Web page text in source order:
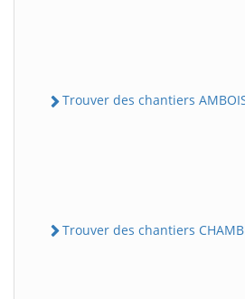
Trouver des chantiers
Trouver des chantiers